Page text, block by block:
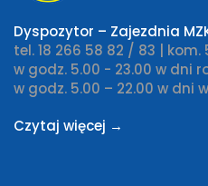
Dyspozytor – Zajezdnia
tel. 18 266 58 82 / 83 |
w godz. 5.00 - 23.00 w dni
w godz. 5.00 – 22.00 w dni
Czytaj więcej →